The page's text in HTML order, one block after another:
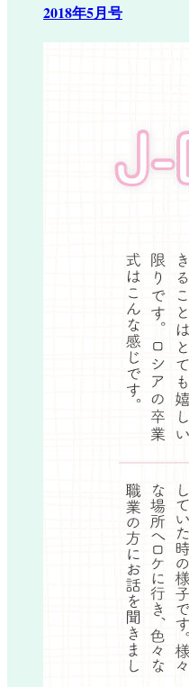
2018年5月号